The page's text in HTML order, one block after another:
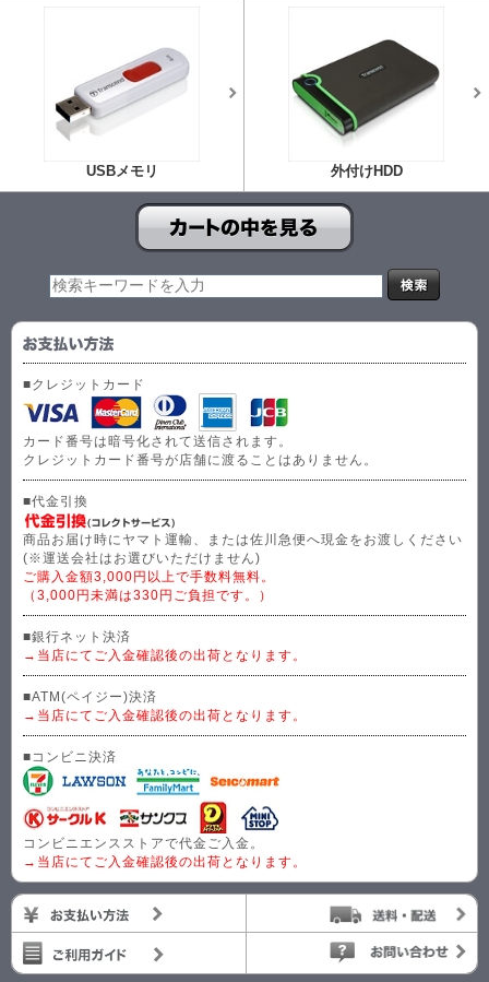
USBメモリ 外付けHDD
■クレジットカード
カード番号は暗号化されて送信されます。
クレジットカード番号が店舗に渡ることはありません。
■代金引換
商品お届け時にヤマト運輸、または佐川急便へ現金をお渡しください
(※運送会社はお選びいただけません)
ご購入金額3,000円以上で手数料無料。
（3,000円未満は330円ご負担です。）
■銀行ネット決済
→当店にてご入金確認後の出荷となります。
■ATM(ペイジー)決済
→当店にてご入金確認後の出荷となります。
■コンビニ決済
コンビニエンスストアで代金ご入金。
→当店にてご入金確認後の出荷となります。